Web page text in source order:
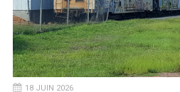
18 JUIN 2026